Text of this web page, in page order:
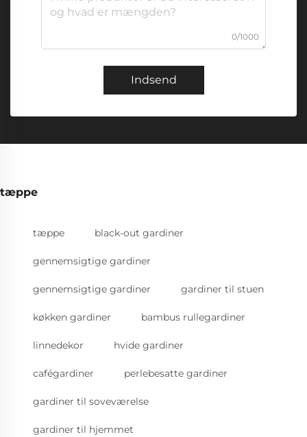
0/1000
Indsend
tæppe
tæppe black-out gardiner
gennemsigtige gardiner
gennemsigtige gardiner gardiner til stuen
køkken gardiner bambus rullegardiner
linnedekor hvide gardiner
cafégardiner perlebesatte gardiner
gardiner til soveværelse
gardiner til hjemmet